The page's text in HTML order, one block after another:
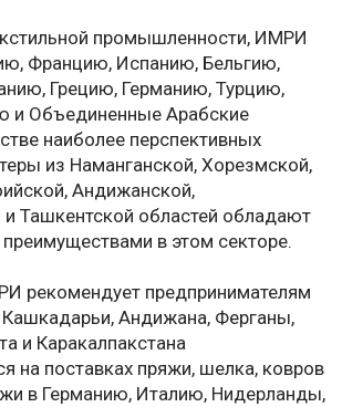
промышленности, ИМРИ
Францию, Испанию, Бельгию,
Грецию, Германию, Турцию,
и Объединенные Арабские
наиболее перспективных
из Наманганской, Хорезмской,
Андижанской,
Ташкентской областей обладают
в этом секторе.
рекомендует предпринимателям
Андижана, Ферганы,
и Каракалпакстана
на поставках пряжи, шелка, ковров
в Германию, Италию, Нидерланды,